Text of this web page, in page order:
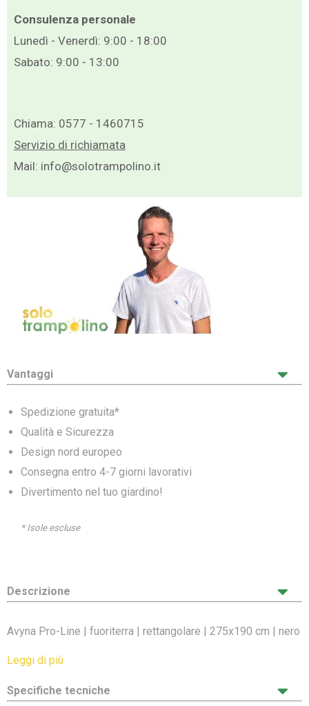
Consulenza personale
Lunedì - Venerdì: 9:00 - 18:00
Sabato: 9:00 - 13:00
Chiama: 0577 - 1460715
Servizio di richiamata
Mail: info@solotrampolino.it
Vantaggi
Spedizione gratuita*
Qualità e Sicurezza
Design nord europeo
Consegna entro 4-7 giorni lavorativi
Divertimento nel tuo giardino!
* Isole escluse
Descrizione
Avyna Pro-Line | fuoriterra | rettangolare | 275x190 cm | nero
Avyna Pro-Line set 213 fuoriterra rettangolare
Leggi di più
Specifiche tecniche